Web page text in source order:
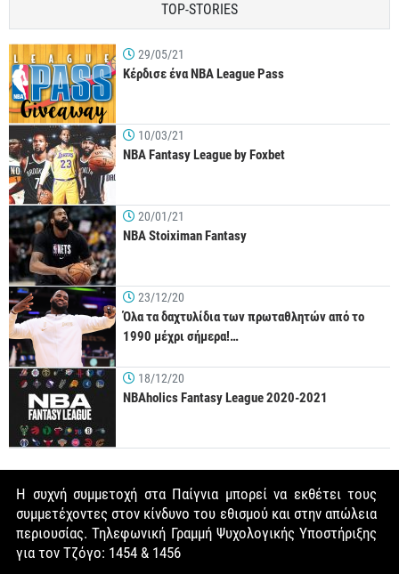
TOP-STORIES
29/05/21
Κέρδισε ένα NBA League Pass
10/03/21
NBA Fantasy League by Foxbet
20/01/21
NBA Stoiximan Fantasy
23/12/20
Όλα τα δαχτυλίδια των πρωταθλητών από το
1990 μέχρι σήμερα!…
18/12/20
NBAholics Fantasy League 2020-2021
Η συχνή συμμετοχή στα Παίγνια μπορεί να εκθέτει τους
συμμετέχοντες στον κίνδυνο του εθισμού και στην απώλεια
περιουσίας. Τηλεφωνική Γραμμή Ψυχολογικής Υποστήριξης
για τον Τζόγο: 1454 & 1456